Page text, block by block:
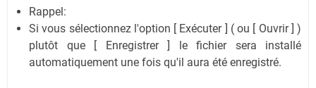
Rappel:
Si vous sélectionnez l'option [ Exécuter ] ( ou [ Ouvrir ] )
plutôt que [ Enregistrer ] le fichier sera installé
automatiquement une fois qu'il aura été enregistré.